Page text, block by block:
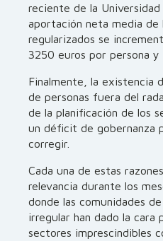
reciente de la
aportación neta media de
regularizados se
3250 euros por persona y
Finalmente, la existencia
de personas fuera del
de la planificación de los
un déficit de gobernanza
corregir.
Cada una de estas
relevancia durante los
donde las comunidades
irregular han dado la cara
sectores imprescindibles